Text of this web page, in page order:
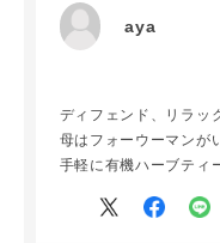
aya
ディフェンド、リラッ
母はフォーウーマンが
手軽に有機ハーブティ